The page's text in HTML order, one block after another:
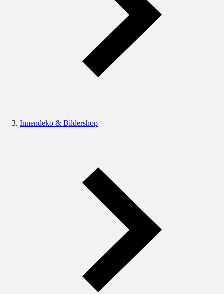
Innendeko & Bildershop